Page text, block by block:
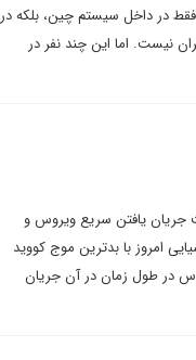
در داخل سیستم چین، بلکه در
نیست. اما این چند نفر در
جریان یافتن سریع ویروس و
امروز با بدترین موج کووید
در طول زمان در آن جریان